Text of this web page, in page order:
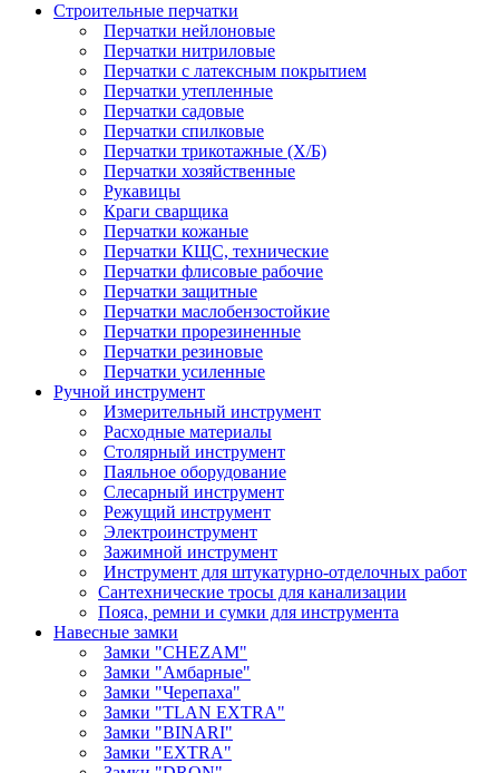
Строительные перчатки
Перчатки нейлоновые
Перчатки нитриловые
Перчатки с латексным покрытием
Перчатки утепленные
Перчатки садовые
Перчатки спилковые
Перчатки трикотажные (Х/Б)
Перчатки хозяйственные
Рукавицы
Краги сварщика
Перчатки кожаные
Перчатки КЩС, технические
Перчатки флисовые рабочие
Перчатки защитные
Перчатки маслобензостойкие
Перчатки прорезиненные
Перчатки резиновые
Перчатки усиленные
Ручной инструмент
Измерительный инструмент
Расходные материалы
Столярный инструмент
Паяльное оборудование
Слесарный инструмент
Режущий инструмент
Электроинструмент
Зажимной инструмент
Инструмент для штукатурно-отделочных работ
Сантехнические тросы для канализации
Пояса, ремни и сумки для инструмента
Навесные замки
Замки "CHEZAM"
Замки "Амбарные"
Замки "Черепаха"
Замки "TLAN EXTRA"
Замки "BINARI"
Замки "EXTRA"